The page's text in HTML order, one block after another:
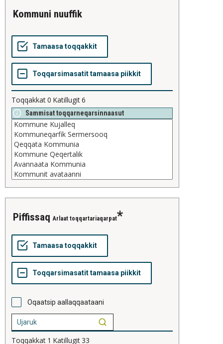
kommuni nuuffik
Toqqakkat0 Katillugit6
Sammisat toqqarneqarsinnaasut
piffissaq Arlaat toqqartariaqarpat
Oqaatsip aallaqqaataani
Toqqakkat 1 Katillugit33